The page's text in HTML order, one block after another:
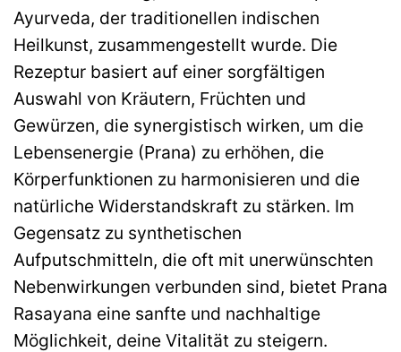
Ayurveda, der traditionellen indischen
Heilkunst, zusammengestellt wurde. Die
Rezeptur basiert auf einer sorgfältigen
Auswahl von Kräutern, Früchten und
Gewürzen, die synergistisch wirken, um die
Lebensenergie (Prana) zu erhöhen, die
Körperfunktionen zu harmonisieren und die
natürliche Widerstandskraft zu stärken. Im
Gegensatz zu synthetischen
Aufputschmitteln, die oft mit unerwünschten
Nebenwirkungen verbunden sind, bietet Prana
Rasayana eine sanfte und nachhaltige
Möglichkeit, deine Vitalität zu steigern.